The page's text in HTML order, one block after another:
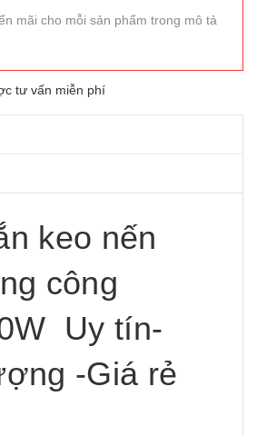
mãi cho mỗi sản phẩm trong mô tả
tư vấn miễn phí
keo nến
công
Uy tín-
-Giá rẻ